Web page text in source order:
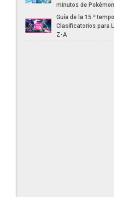
minutos de
Guía de la 15.ª
Clasificatorios para
Z-A